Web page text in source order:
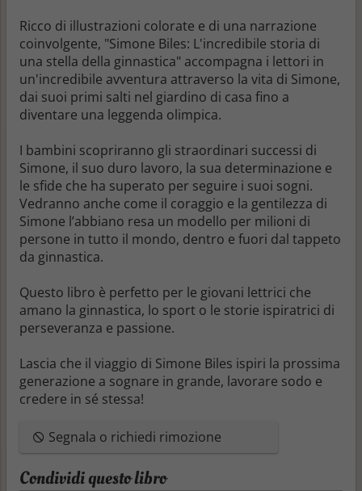
Ricco di illustrazioni colorate e di una narrazione
coinvolgente, "Simone Biles: L'incredibile storia di
una stella della ginnastica" accompagna i lettori in
un'incredibile avventura attraverso la vita di Simone,
dai suoi primi salti nel giardino di casa fino a
diventare una leggenda olimpica.
I bambini scopriranno gli straordinari successi di
Simone, il suo duro lavoro, la sua determinazione e
le sfide che ha superato per seguire i suoi sogni.
Vedranno anche come il coraggio e la gentilezza di
Simone l’abbiano resa un modello per milioni di
persone in tutto il mondo, dentro e fuori dal tappeto
da ginnastica.
Questo libro è perfetto per le giovani lettrici che
amano la ginnastica, lo sport o le storie ispiratrici di
perseveranza e passione.
Lascia che il viaggio di Simone Biles ispiri la prossima
generazione a sognare in grande, lavorare sodo e
credere in sé stessa!
Segnala o richiedi rimozione
Condividi questo libro